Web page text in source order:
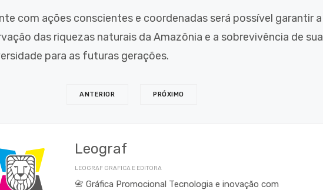
com ações conscientes e coordenadas será possível garantir a
das riquezas naturais da Amazônia e a sobrevivência de sua
para as futuras gerações.
ANTERIOR PRÓXIMO
Leograf
LEOGRAF GRAFICA E EDITORA
📇 Gráfica Promocional Tecnologia e inovação com